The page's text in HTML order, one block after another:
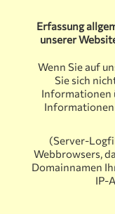
Erfassung
unserer
Wenn Sie auf
Sie sich
Informationen
Informationen
(Server-
Webbrowsers,
Domainnamen
IP-